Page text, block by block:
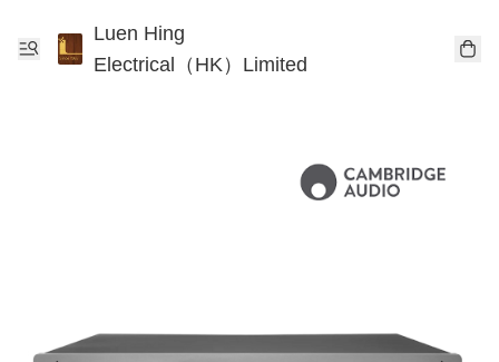
Luen Hing
Electrical（HK）Limited